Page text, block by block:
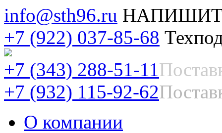
info@sth96.ru
+7 (922) 037-85-68
+7 (343) 288-51-11
+7 (932) 115-92-62
О компании